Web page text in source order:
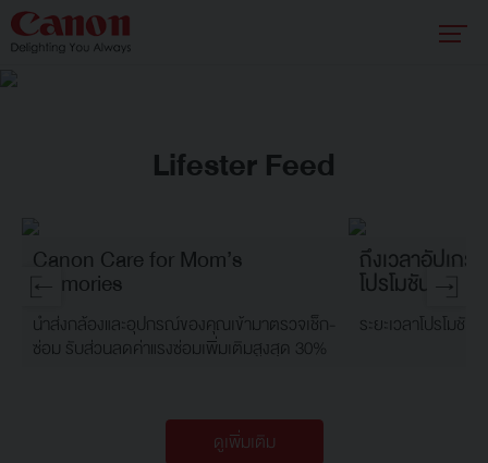
Lifester Feed
Canon Care for Mom’s
Memories
นำส่งกล้องและอุปกรณ์ของคุณเข้ามาตรวจเช็ก-
ซ่อม รับส่วนลดค่าแรงซ่อมเพิ่มเติมสูงสุด 30%
ถึงเวลาอัปเก
โปรโมชันพิเศ
ระยะเวลาโปรโมชั
ดูเพิ่มเติม